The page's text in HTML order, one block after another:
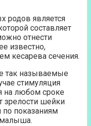
родов является
составляет
отнести
известно,
кесарева сечения.
так называемые
стимуляция
на любом сроке
зрелости шейки
по показаниям
малыша.